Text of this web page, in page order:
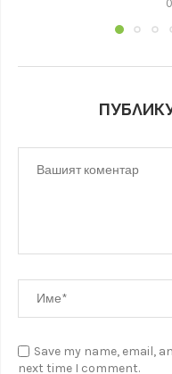
Save my name, email,
next time I comment.